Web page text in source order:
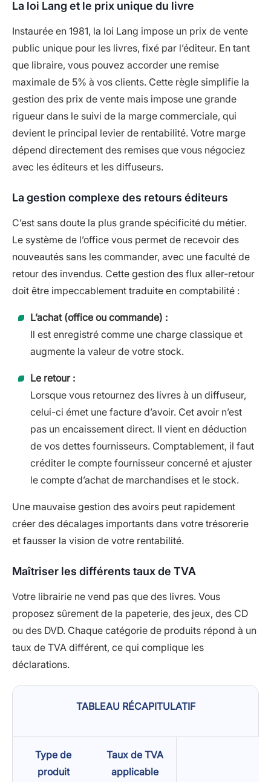
La loi Lang et le prix unique du livre
Instaurée en 1981, la loi Lang impose un prix de vente
public unique pour les livres, fixé par l’éditeur. En tant
que libraire, vous pouvez accorder une remise
maximale de 5% à vos clients. Cette règle simplifie la
gestion des prix de vente mais impose une grande
rigueur dans le suivi de la marge commerciale, qui
devient le principal levier de rentabilité. Votre marge
dépend directement des remises que vous négociez
avec les éditeurs et les diffuseurs.
La gestion complexe des retours éditeurs
C’est sans doute la plus grande spécificité du métier.
Le système de l’office vous permet de recevoir des
nouveautés sans les commander, avec une faculté de
retour des invendus. Cette gestion des flux aller-retour
doit être impeccablement traduite en comptabilité :
L’achat (office ou commande) :
Il est enregistré comme une charge classique et
augmente la valeur de votre stock.
Le retour :
Lorsque vous retournez des livres à un diffuseur,
celui-ci émet une facture d’avoir. Cet avoir n’est
pas un encaissement direct. Il vient en déduction
de vos dettes fournisseurs. Comptablement, il faut
créditer le compte fournisseur concerné et ajuster
le compte d’achat de marchandises et le stock.
Une mauvaise gestion des avoirs peut rapidement
créer des décalages importants dans votre trésorerie
et fausser la vision de votre rentabilité.
Maîtriser les différents taux de TVA
Votre librairie ne vend pas que des livres. Vous
proposez sûrement de la papeterie, des jeux, des CD
ou des DVD. Chaque catégorie de produits répond à un
taux de TVA différent, ce qui complique les
déclarations.
TABLEAU RÉCAPITULATIF
Type de
produit
Taux de TVA
applicable